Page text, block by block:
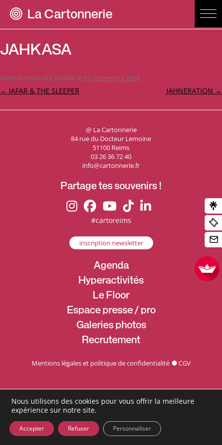
La Cartonnerie
JAHKASA
Cette entrée a été publiée le 19 septembre 2024 .
Navigation
← JAFAR & THE SLEEPER JAHNERATION →
@ La Cartonnerie
84 rue du Docteur Lemoine
51100 Reims
03 26 36 72 40
info@cartonnerie.fr
Partage tes souvenirs !
#cartoreims
inscription newsletter
Agenda
Hyperactivités
Le Floor
Espace presse / pro
Galeries photos
Recrutement
Mentions légales et politique de confidentialité CGV
Nous utilisons des cookies pour vous offrir la meilleure
expérience sur notre site.
Accepter Refuser Personnaliser